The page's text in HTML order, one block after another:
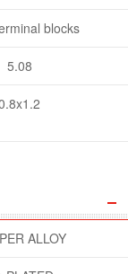
blocks
5.08
ALLOY